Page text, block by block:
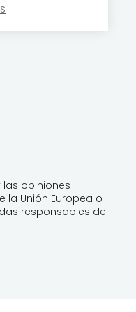
las opiniones
la Unión Europea o
responsables de